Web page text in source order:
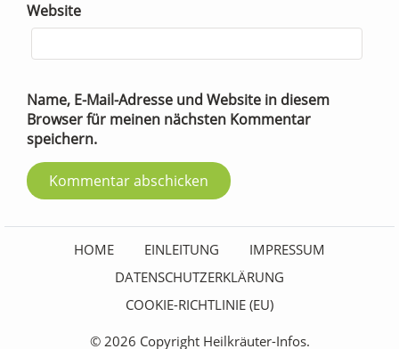
Website
Name, E-Mail-Adresse und Website in diesem
Browser für meinen nächsten Kommentar
speichern.
HOME EINLEITUNG
IMPRESSUM
DATENSCHUTZERKLÄRUNG
COOKIE-RICHTLINIE (EU)
© 2026 Copyright Heilkräuter-Infos.